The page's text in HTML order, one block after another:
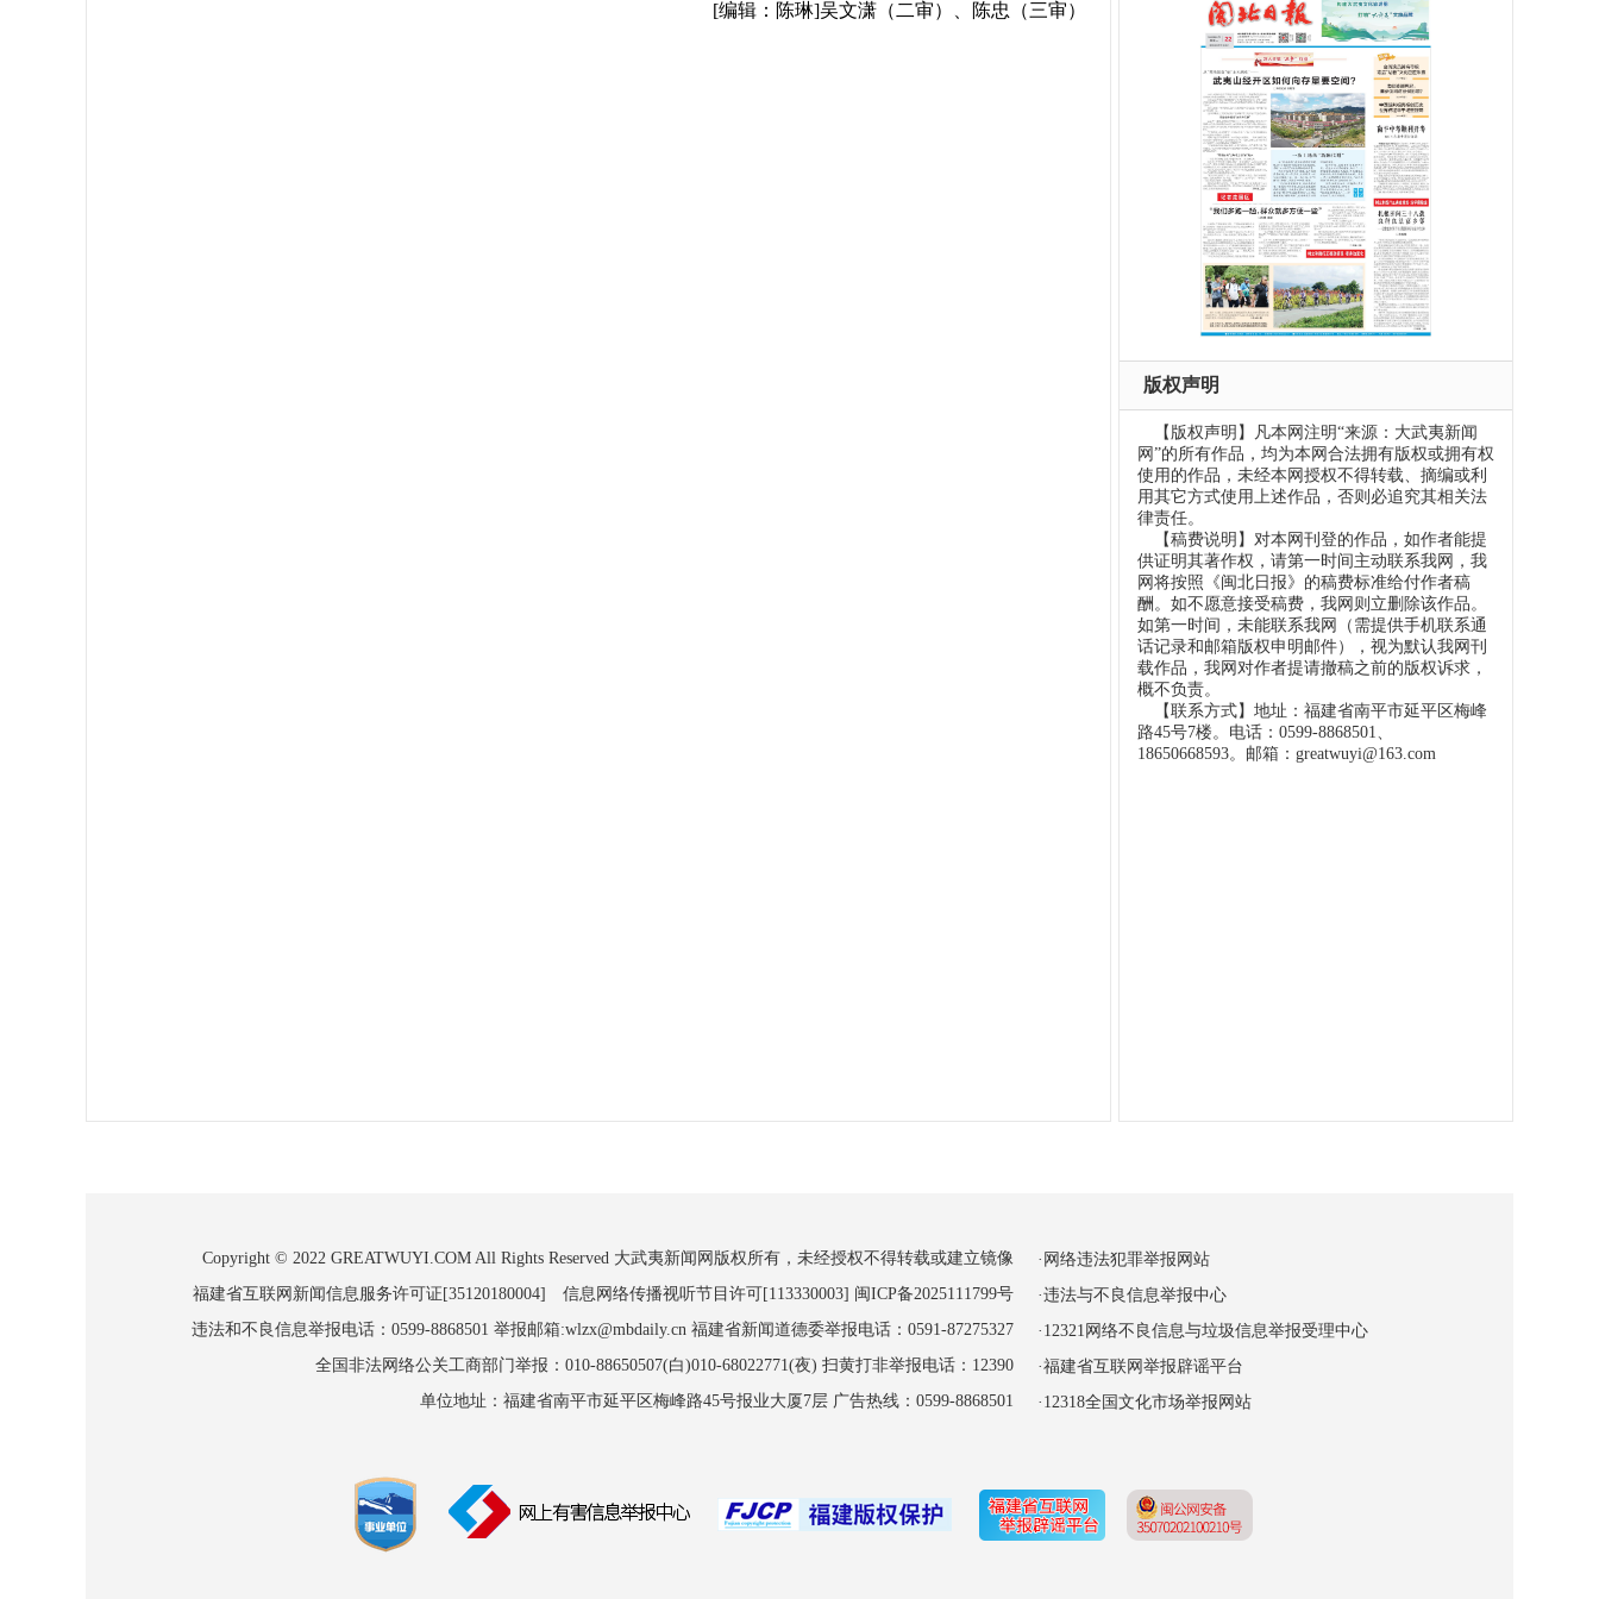
[编辑：陈琳]吴文潇（二审）、陈忠（三审）
版权声明
【版权声明】凡本网注明“来源：大武夷新闻
网”的所有作品，均为本网合法拥有版权或拥有权
使用的作品，未经本网授权不得转载、摘编或利
用其它方式使用上述作品，否则必追究其相关法
律责任。
【稿费说明】对本网刊登的作品，如作者能提
供证明其著作权，请第一时间主动联系我网，我
网将按照《闽北日报》的稿费标准给付作者稿
酬。如不愿意接受稿费，我网则立删除该作品。
如第一时间，未能联系我网（需提供手机联系通
话记录和邮箱版权申明邮件），视为默认我网刊
载作品，我网对作者提请撤稿之前的版权诉求，
概不负责。
【联系方式】地址：福建省南平市延平区梅峰
路45号7楼。电话：0599-8868501、
18650668593。邮箱：greatwuyi@163.com
Copyright © 2022 GREATWUYI.COM All Rights Reserved 大武夷新闻网版权所有，未经授权不得转载或建立镜像
福建省互联网新闻信息服务许可证[35120180004] 信息网络传播视听节目许可[113330003] 闽ICP备2025111799号
违法和不良信息举报电话：0599-8868501 举报邮箱:wlzx@mbdaily.cn 福建省新闻道德委举报电话：0591-87275327
全国非法网络公关工商部门举报：010-88650507(白)010-68022771(夜) 扫黄打非举报电话：12390
单位地址：福建省南平市延平区梅峰路45号报业大厦7层 广告热线：0599-8868501
·网络违法犯罪举报网站
·违法与不良信息举报中心
·12321网络不良信息与垃圾信息举报受理中心
·福建省互联网举报辟谣平台
·12318全国文化市场举报网站